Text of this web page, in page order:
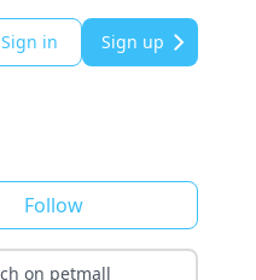
Sign in Sign up
Follow